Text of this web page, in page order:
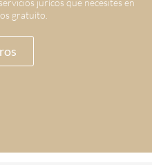
jurícos que necesites en
gratuito.